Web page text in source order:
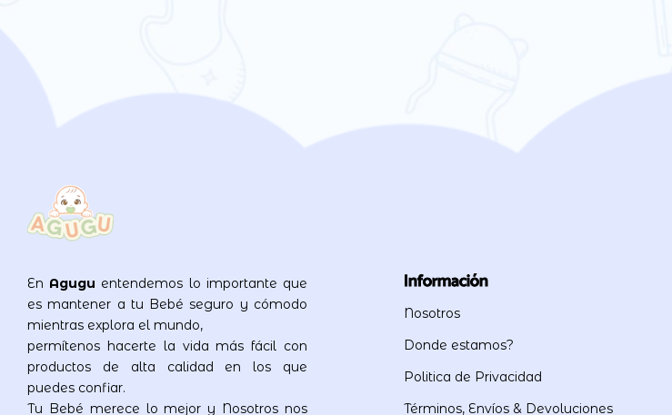
En Agugu entendemos lo importante que
es mantener a tu Bebé seguro y cómodo
mientras explora el mundo,
permítenos hacerte la vida más fácil con
productos de alta calidad en los que
puedes confiar.
Tu Bebé merece lo mejor y Nosotros nos
Información
Nosotros
Donde estamos?
Politica de Privacidad
Términos, Envíos & Devoluciones